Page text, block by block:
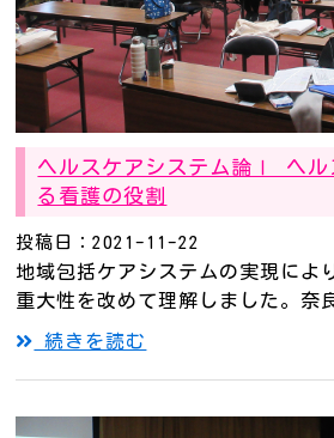
ヘルスケアシステム論Ⅰ ヘル
る看護の役割
投稿日：2021-11-22
地域包括ケアシステムの実現によ
重大性を改めて理解しました。
続きを読む